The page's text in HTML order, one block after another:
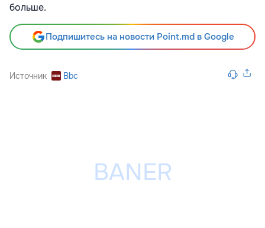
больше.
Подпишитесь на новости Point.md в Google
Источник Bbc